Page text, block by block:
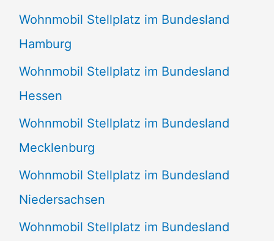
Wohnmobil Stellplatz im Bundesland
Hamburg
Wohnmobil Stellplatz im Bundesland
Hessen
Wohnmobil Stellplatz im Bundesland
Mecklenburg
Wohnmobil Stellplatz im Bundesland
Niedersachsen
Wohnmobil Stellplatz im Bundesland